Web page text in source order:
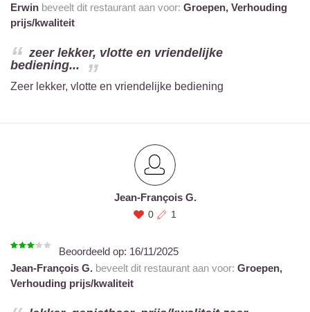
Erwin beveelt dit restaurant aan voor: Groepen, Verhouding
prijs/kwaliteit
zeer lekker, vlotte en vriendelijke
bediening...
Zeer lekker, vlotte en vriendelijke bediening
Jean-François G.
0 1
Beoordeeld op: 16/11/2025
Jean-François G. beveelt dit restaurant aan voor: Groepen,
Verhouding prijs/kwaliteit